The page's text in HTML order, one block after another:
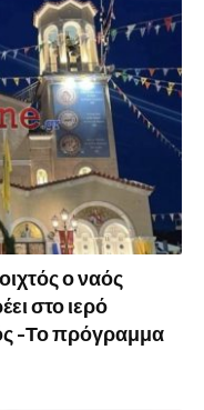
ο ναός
στο ιερό
-Το πρόγραμμα